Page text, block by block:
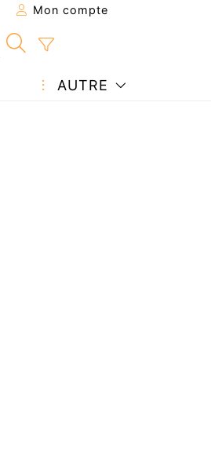
Mon compte
AUTRE
à l'auteur
de cette